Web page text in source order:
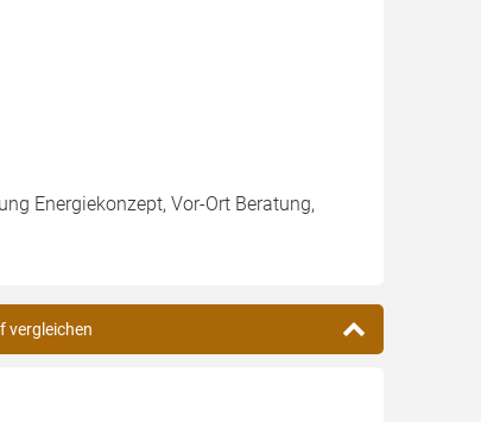
Energiekonzept, Vor-Ort Beratung,
vergleichen